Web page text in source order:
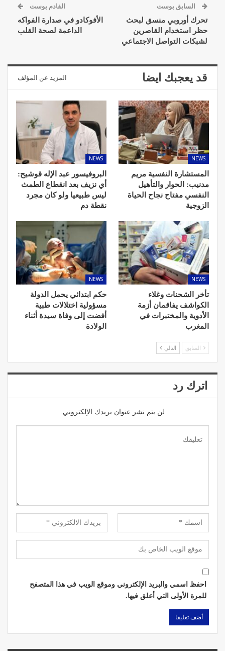
السابق بوست
تحرك أوروبي منسق لبحث
حظر استخدام القاصرين
لشبكات التواصل الاجتماعي
القادم بوست
الأفوكادو في صدارة الفواكه
الداعمة لصحة القلب
قد يعجبك ايضا المزيد عن المؤلف
NEWS
المستشارة النفسية مريم
مدنيب: الحوار والتأهيل
النفسي مفتاح نجاح الحياة
الزوجية
NEWS
البروفيسور عبد الإله قوشيح:
أي نزيف بعد انقطاع الطمث
ليس طبيعيا ولو كان مجرد
نقطة دم
NEWS
تأخر الشحنات وغلاء
الكواشف يفاقمان أزمة
الأدوية والمختبرات في
المغرب
NEWS
حكم ابتدائي يحمل الدولة
مسؤولية اختلالات طبية
أفضت إلى وفاة سيدة أثناء
الولادة
السابق التالي
اترك رد
لن يتم نشر عنوان بريدك الإلكتروني.
احفظ اسمي والبريد الإلكتروني وموقع الويب في هذا المتصفح
للمرة الأولى التي أعلق فيها.